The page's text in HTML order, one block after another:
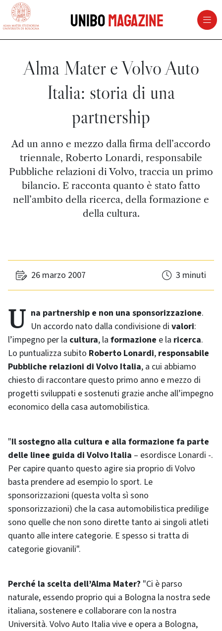
vai al contenuto della pagina
UniboMagazine
Alma Mater e Volvo Auto
Italia: storia di una
partnership
Ad un anno e mezzo dalla firma dell’accordo
triennale, Roberto Lonardi, responsabile
Pubbliche relazioni di Volvo, traccia un primo
bilancio. E racconta quanto è stato fatto
nell’ambito della ricerca, della formazione e
della cultura.
26 marzo 2007 3 minuti
Una partnership e non una sponsorizzazione.
Un accordo nato dalla condivisione di valori:
l’impegno per la cultura, la formazione e la ricerca.
Lo puntualizza subito Roberto Lonardi, responsabile
Pubbliche relazioni di Volvo Italia, a cui abbiamo
chiesto di raccontare questo primo anno e mezzo di
progetti sviluppati e sostenuti grazie anche all’impegno
economico della casa automobilistica.
"Il sostegno alla cultura e alla formazione fa parte
delle linee guida di Volvo Italia – esordisce Lonardi -.
Per capire quanto questo agire sia proprio di Volvo
basta prendere ad esempio lo sport. Le
sponsorizzazioni (questa volta sì sono
sponsorizzazioni) che la casa automobilistica predilige
sono quelle che non sono dirette tanto ai singoli atleti
quanto alle intere categorie. E spesso si tratta di
categorie giovanili".
Perché la scelta dell’Alma Mater? "Ci è parso
naturale, essendo proprio qui a Bologna la nostra sede
italiana, sostenere e collaborare con la nostra
Università. Volvo Auto Italia vive e opera a Bologna,